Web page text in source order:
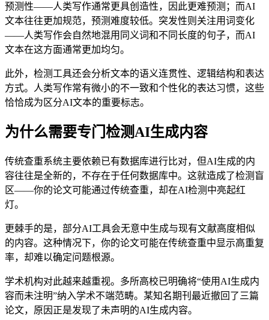
预测性——人类写作通常更具创造性，因此更难预测；而AI
文本往往更加规范，预测难度较低。突发性则关注用词变化
——人类写作会自然地混用同义词和不同长度的句子，而AI
文本在这方面通常更加均匀。
此外，检测工具还会分析文本的语义连贯性、逻辑结构和表达
方式。人类写作常有微小的不一致和个性化的表达习惯，这些
恰恰成为区分AI文本的重要标志。
为什么需要专门检测AI生成内容
传统查重系统主要依赖已有数据库进行比对，但AI生成的内
容往往是全新的，不存在于任何数据库中。这就造成了检测盲
区——你的论文可能通过传统查重，却在AI检测中亮起红
灯。
更棘手的是，部分AI工具会无意中生成与现有文献高度相似
的内容。这种情况下，你的论文可能在传统查重中显示高重复
率，却难以确定问题根源。
学术机构对此越来越重视。多所高校已明确将“使用AI生成内
容而未注明”纳入学术不端范畴。某知名期刊最近撤回了三篇
论文，原因正是发现了未声明的AI生成内容。